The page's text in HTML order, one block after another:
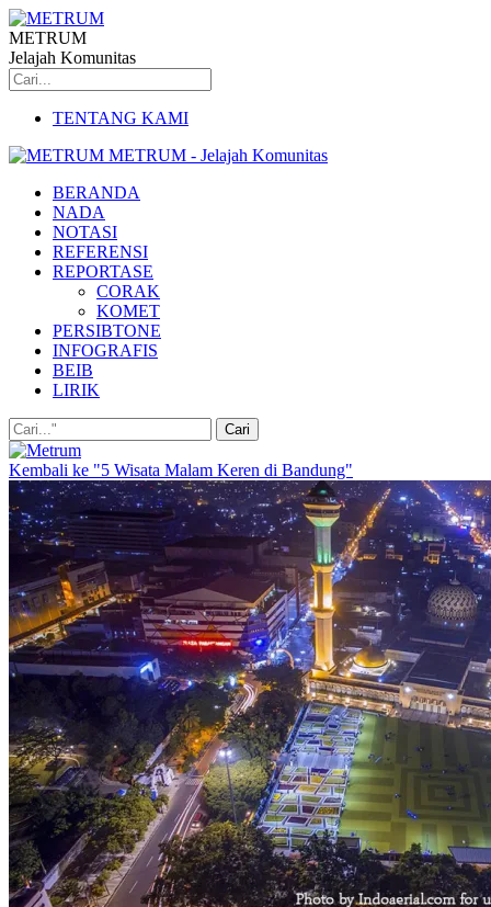
METRUM
Jelajah Komunitas
TENTANG KAMI
METRUM - Jelajah Komunitas
BERANDA
NADA
NOTASI
REFERENSI
REPORTASE
CORAK
KOMET
PERSIBTONE
INFOGRAFIS
BEIB
LIRIK
Kembali ke "5 Wisata Malam Keren di Bandung"